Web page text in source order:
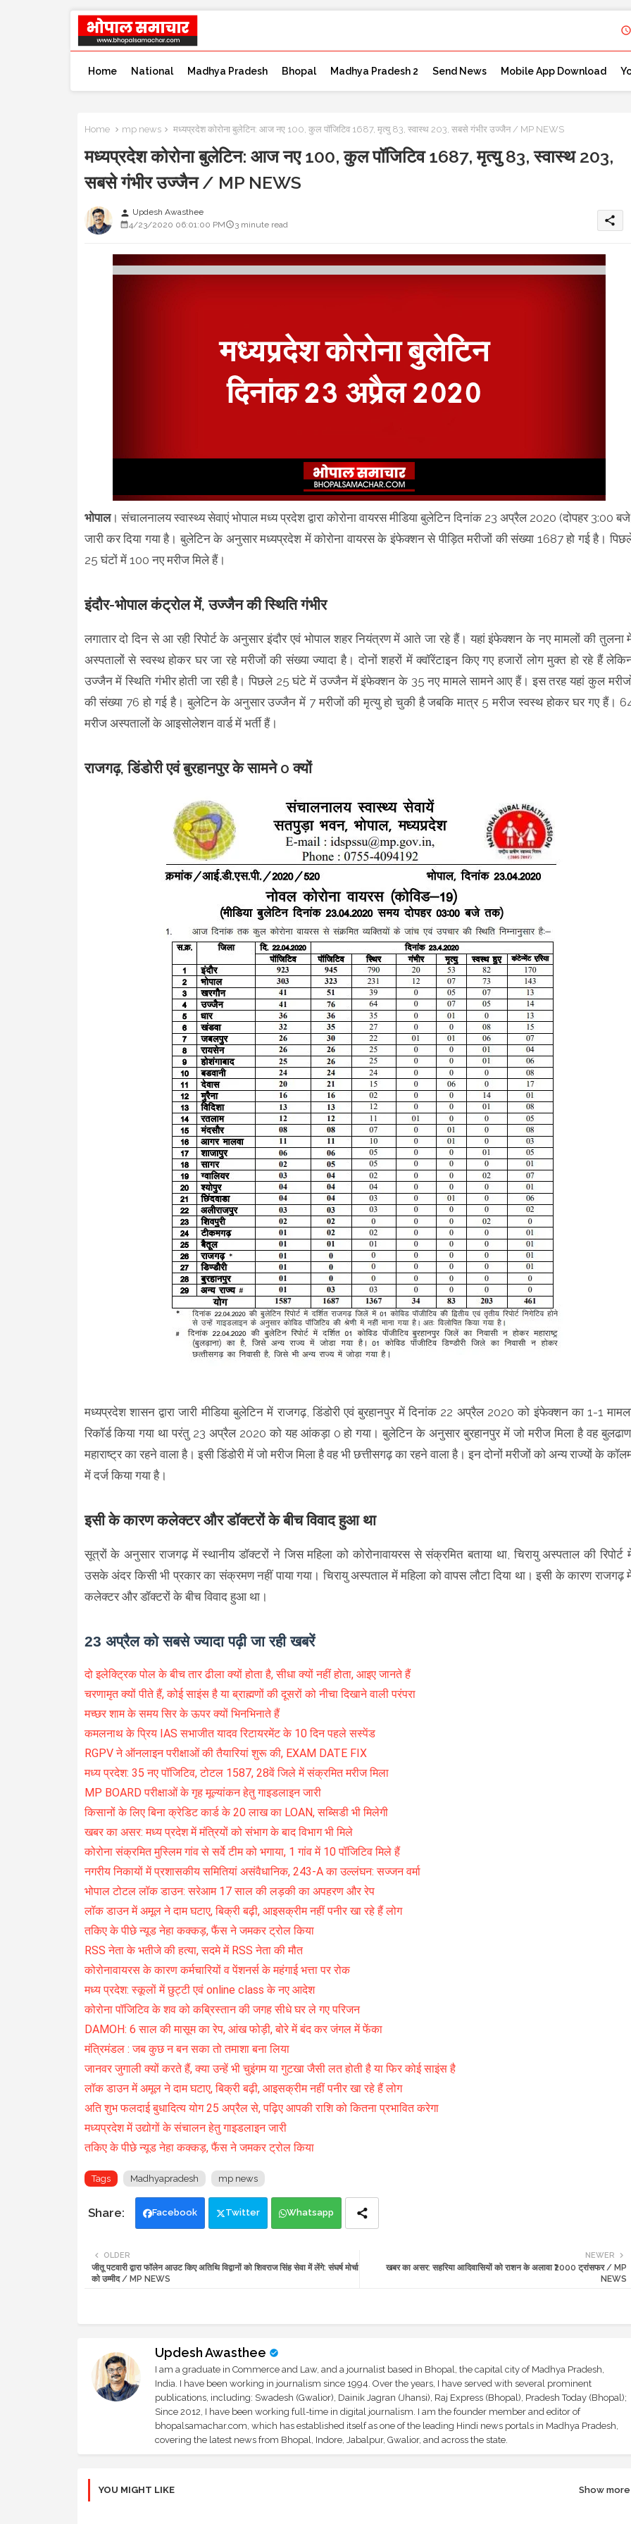
Home National Madhya Pradesh Bhopal Madhya Pradesh 2 Send News Mobile App Download
Home mp news मध्यप्रदेश कोरोना बुलेटिन: आज नए 100, कुल पॉजिटिव 1687, मृत्यु 83, स्वास्थ 203, सबसे गंभीर उज्जैन / MP NEWS
मध्यप्रदेश कोरोना बुलेटिन: आज नए 100, कुल पॉजिटिव 1687, मृत्यु 83, स्वास्थ 203,
सबसे गंभीर उज्जैन / MP NEWS
person Updesh Awasthee
4/23/2020 06:01:00 PM
3 minute read share
भोपाल। संचालनालय स्वास्थ्य सेवाएं भोपाल मध्य प्रदेश द्वारा कोरोना वायरस मीडिया बुलेटिन दिनांक 23 अप्रैल 2020 (दोपहर 3:00
जारी कर दिया गया है। बुलेटिन के अनुसार मध्यप्रदेश में कोरोना वायरस के इंफेक्शन से पीड़ित मरीजों की संख्या 1687 हो गई है।
25 घंटों में 100 नए मरीज मिले हैं।
इंदौर-भोपाल कंट्रोल में, उज्जैन की स्थिति गंभीर
लगातार दो दिन से आ रही रिपोर्ट के अनुसार इंदौर एवं भोपाल शहर नियंत्रण में आते जा रहे हैं। यहां इंफेक्शन के नए मामलों की तुलना
अस्पतालों से स्वस्थ होकर घर जा रहे मरीजों की संख्या ज्यादा है। दोनों शहरों में क्वॉरेंटाइन किए गए हजारों लोग मुक्त हो रहे हैं
उज्जैन में स्थिति गंभीर होती जा रही है। पिछले 25 घंटे में उज्जैन में इंफेक्शन के 35 नए मामले सामने आए हैं। इस तरह यहां कुल
की संख्या 76 हो गई है। बुलेटिन के अनुसार उज्जैन में 7 मरीजों की मृत्यु हो चुकी है जबकि मात्र 5 मरीज स्वस्थ होकर घर गए हैं।
मरीज अस्पतालों के आइसोलेशन वार्ड में भर्ती हैं।
राजगढ़, डिंडोरी एवं बुरहानपुर के सामने 0 क्यों
मध्यप्रदेश शासन द्वारा जारी मीडिया बुलेटिन में राजगढ़, डिंडोरी एवं बुरहानपुर में दिनांक 22 अप्रैल 2020 को इंफेक्शन का 1-1
रिकॉर्ड किया गया था परंतु 23 अप्रैल 2020 को यह आंकड़ा 0 हो गया। बुलेटिन के अनुसार बुरहानपुर में जो मरीज मिला है वह
महाराष्ट्र का रहने वाला है। इसी डिंडोरी में जो मरीज मिला है वह भी छत्तीसगढ़ का रहने वाला है। इन दोनों मरीजों को अन्य राज्यों के
में दर्ज किया गया है।
इसी के कारण कलेक्टर और डॉक्टरों के बीच विवाद हुआ था
सूत्रों के अनुसार राजगढ़ में स्थानीय डॉक्टरों ने जिस महिला को कोरोनावायरस से संक्रमित बताया था, चिरायु अस्पताल की रिपोर्ट
उसके अंदर किसी भी प्रकार का संक्रमण नहीं पाया गया। चिरायु अस्पताल में महिला को वापस लौटा दिया था। इसी के कारण राजगढ़
कलेक्टर और डॉक्टरों के बीच विवाद हुआ था।
23 अप्रैल को सबसे ज्यादा पढ़ी जा रही खबरें
दो इलेक्ट्रिक पोल के बीच तार ढीला क्यों होता है, सीधा क्यों नहीं होता, आइए जानते हैं
चरणामृत क्यों पीते हैं, कोई साइंस है या ब्राह्मणों की दूसरों को नीचा दिखाने वाली परंपरा
मच्छर शाम के समय सिर के ऊपर क्यों भिनभिनाते हैं
कमलनाथ के प्रिय IAS सभाजीत यादव रिटायरमेंट के 10 दिन पहले सस्पेंड
RGPV ने ऑनलाइन परीक्षाओं की तैयारियां शुरू की, EXAM DATE FIX
मध्य प्रदेश: 35 नए पॉजिटिव, टोटल 1587, 28वें जिले में संक्रमित मरीज मिला
MP BOARD परीक्षाओं के गृह मूल्यांकन हेतु गाइडलाइन जारी
किसानों के लिए बिना क्रेडिट कार्ड के 20 लाख का LOAN, सब्सिडी भी मिलेगी
खबर का असर: मध्य प्रदेश में मंत्रियों को संभाग के बाद विभाग भी मिले
कोरोना संक्रमित मुस्लिम गांव से सर्वे टीम को भगाया, 1 गांव में 10 पॉजिटिव मिले हैं
नगरीय निकायों में प्रशासकीय समितियां असंवैधानिक, 243-A का उल्लंघन: सज्जन वर्मा
भोपाल टोटल लॉक डाउन: सरेआम 17 साल की लड़की का अपहरण और रेप
लॉक डाउन में अमूल ने दाम घटाए, बिक्री बढ़ी, आइसक्रीम नहीं पनीर खा रहे हैं लोग
तकिए के पीछे न्यूड नेहा कक्कड़, फैंस ने जमकर ट्रोल किया
RSS नेता के भतीजे की हत्या, सदमे में RSS नेता की मौत
कोरोनावायरस के कारण कर्मचारियों व पेंशनर्स के महंगाई भत्ता पर रोक
मध्य प्रदेश: स्कूलों में छुट्टी एवं online class के नए आदेश
कोरोना पॉजिटिव के शव को कब्रिस्तान की जगह सीधे घर ले गए परिजन
DAMOH: 6 साल की मासूम का रेप, आंख फोड़ी, बोरे में बंद कर जंगल में फेंका
मंत्रिमंडल : जब कुछ न बन सका तो तमाशा बना लिया
जानवर जुगाली क्यों करते हैं, क्या उन्हें भी चुइंगम या गुटखा जैसी लत होती है या फिर कोई साइंस है
लॉक डाउन में अमूल ने दाम घटाए, बिक्री बढ़ी, आइसक्रीम नहीं पनीर खा रहे हैं लोग
अति शुभ फलदाई बुधादित्य योग 25 अप्रैल से, पढ़िए आपकी राशि को कितना प्रभावित करेगा
मध्यप्रदेश में उद्योगों के संचालन हेतु गाइडलाइन जारी
तकिए के पीछे न्यूड नेहा कक्कड़, फैंस ने जमकर ट्रोल किया
Tags Madhyapradesh mp news
Facebook Twitter Whatsapp
NEWER
खबर का असर: सहरिया आदिवासियों को राशन के अलावा ₹2000 ट्रांसफर / MP
NEWS
OLDER
जीतू पटवारी द्वारा फॉलेन आउट किए अतिथि विद्वानों को शिवराज सिंह सेवा में लेंगे: संघर्ष मोर्चा
को उम्मीद / MP NEWS
Updesh Awasthee
I am a graduate in Commerce and Law, and a journalist based in Bhopal, the capital city of Madhya Pradesh,
India. I have been working in journalism since 1994. Over the years, I have served with several prominent
publications, including: Swadesh (Gwalior), Dainik Jagran (Jhansi), Raj Express (Bhopal), Pradesh Today (Bhopal);
Since 2012, I have been working full-time in digital journalism. I am the founder member and editor of
bhopalsamachar.com, which has established itself as one of the leading Hindi news portals in Madhya Pradesh,
covering the latest news from Bhopal, Indore, Jabalpur, Gwalior, and across the state.
YOU MIGHT LIKE Show more